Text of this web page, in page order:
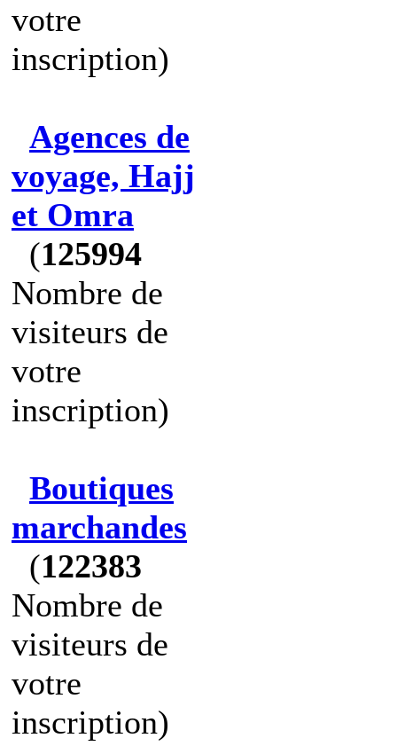
votre
inscription)
Agences de
voyage, Hajj
et Omra
(125994
Nombre de
visiteurs de
votre
inscription)
Boutiques
marchandes
(122383
Nombre de
visiteurs de
votre
inscription)